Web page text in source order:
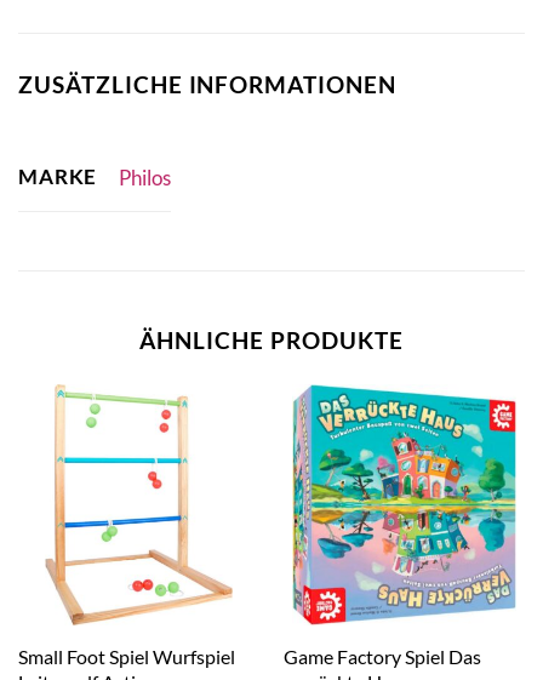
ZUSÄTZLICHE INFORMATIONEN
MARKE Philos
ÄHNLICHE PRODUKTE
Small Foot Spiel Wurfspiel
Game Factory Spiel Das